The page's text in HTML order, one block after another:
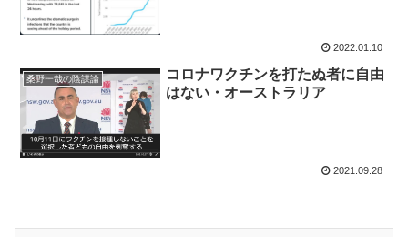
2022.01.10
桑野一哉の陰謀論
コロナワクチンを打たぬ者に自由
はない・オーストラリア
2021.09.28